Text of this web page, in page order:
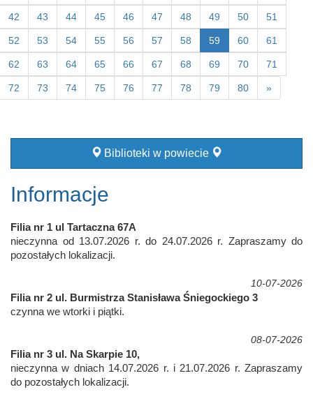
42 43 44 45 46 47 48 49 50 51
52 53 54 55 56 57 58 59 60 61
62 63 64 65 66 67 68 69 70 71
72 73 74 75 76 77 78 79 80 »
Biblioteki w powiecie
Informacje
Filia nr 1 ul Tartaczna 67A
nieczynna od 13.07.2026 r. do 24.07.2026 r. Zapraszamy do
pozostałych lokalizacji.
10-07-2026
Filia nr 2 ul. Burmistrza Stanisława Śniegockiego 3
czynna we wtorki i piątki.
08-07-2026
Filia nr 3 ul. Na Skarpie 10,
nieczynna w dniach 14.07.2026 r. i 21.07.2026 r. Zapraszamy
do pozostałych lokalizacji.